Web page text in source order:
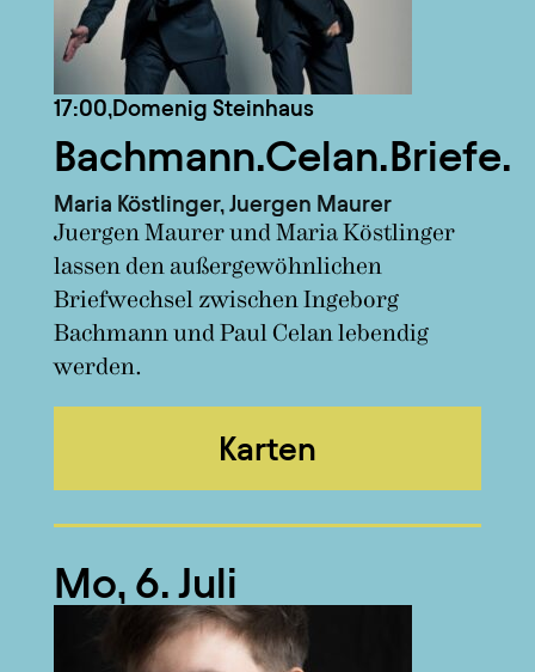
17:00,Domenig Steinhaus
Bachmann.Celan.Briefe.
Maria Köstlinger, Juergen Maurer
Karten
Juergen Maurer und Maria Köstlinger
lassen den außergewöhnlichen
Briefwechsel zwischen Ingeborg
Bachmann und Paul Celan lebendig
werden.
Mo, 6. Juli